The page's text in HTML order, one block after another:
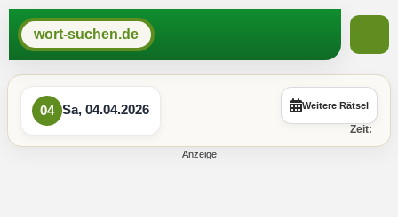
wort-suchen.de
04 Sa, 04.04.2026 Weitere Rätsel
Zeit: